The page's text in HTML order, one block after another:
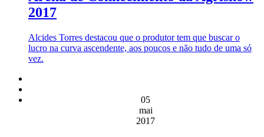
2017
Alcides Torres destacou que o produtor tem que buscar o
lucro na curva ascendente, aos poucos e não tudo de uma só
vez.
05
mai
2017